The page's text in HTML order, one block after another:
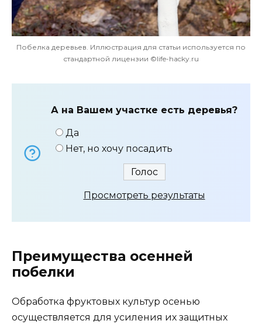
Побелка деревьев. Иллюстрация для статьи используется по
стандартной лицензии ©life-hacky.ru
А на Вашем участке есть деревья?
Да
Нет, но хочу посадить
Просмотреть результаты
Преимущества осенней
побелки
Обработка фруктовых культур осенью
осуществляется для усиления их защитных